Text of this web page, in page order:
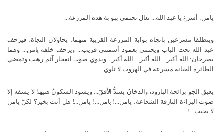
يامن: أسرع يا عبد الله... تعال نحتمي ببوابة هذه المزرعة...
وينطلقا مسرعين باتجاه بوابة المزرعة القريبة منهما، يحاولان النجاة، فيزحف
عبد الله تحت الباب ويحتمي بعمود أسمنتي قريب... ويزحف خلفه يامن... وهما
يصرخان: الله أكبر... الله أكبر... الله أكبر... ويدوي صوت انفجار آثم رهيب وتمضي
الطائرة الجبانة مسرعة في الهروب لا تلوي...
يعبق الجو برائحة البارود، والدخانُ يسدُّ الأفقَ... ويسود السكونُ هنيهةً لا يشقه إلا
صوت البراءة النازفة الشجاعة: يامن...! يامن...! يامن...! هل أنت بخير؟ لكنَّ يامن
لا يجيب...!